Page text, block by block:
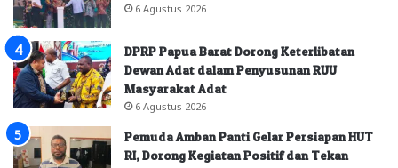
6 Agustus 2026
DPRP Papua Barat Dorong Keterlibatan
Dewan Adat dalam Penyusunan RUU
Masyarakat Adat
6 Agustus 2026
Pemuda Amban Panti Gelar Persiapan HUT
RI, Dorong Kegiatan Positif dan Tekan